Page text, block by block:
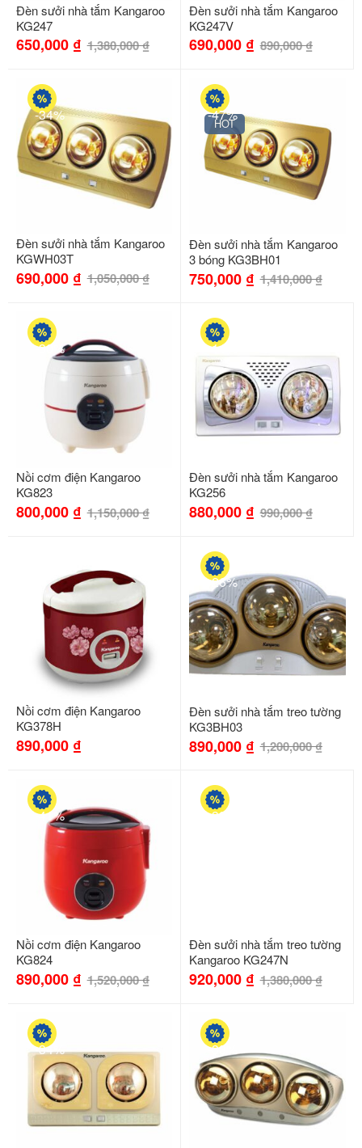
Đèn sưởi nhà tắm Kangaroo
KG247
650,000 ₫ 1,380,000₫
Đèn sưởi nhà tắm Kangaroo
KG247V
690,000 ₫ 890,000₫
-34%
Đèn sưởi nhà tắm Kangaroo
KGWH03T
690,000 ₫ 1,050,000₫
-47%
HOT
Đèn sưởi nhà tắm Kangaroo
3 bóng KG3BH01
750,000 ₫ 1,410,000₫
-30%
Nồi cơm điện Kangaroo
KG823
800,000 ₫ 1,150,000₫
-11%
Đèn sưởi nhà tắm Kangaroo
KG256
880,000 ₫ 990,000₫
Nồi cơm điện Kangaroo
KG378H
890,000 ₫
-26%
Đèn sưởi nhà tắm treo tường
KG3BH03
890,000 ₫ 1,200,000₫
-41%
Nồi cơm điện Kangaroo
KG824
890,000 ₫ 1,520,000₫
-33%
Đèn sưởi nhà tắm treo tường
Kangaroo KG247N
920,000 ₫ 1,380,000₫
-34% -33%